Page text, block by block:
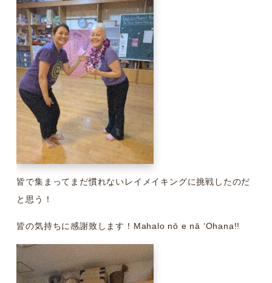
皆で集まってまだ慣れないレイメイキングに挑戦したのだ
と思う！
皆の気持ちに感謝致します！Mahalo nō e nā ʻOhana!!